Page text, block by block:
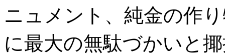
ニュメント、純金の作
に最大の無駄づかいと